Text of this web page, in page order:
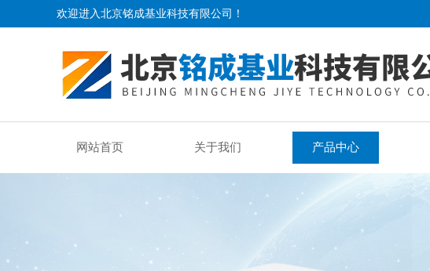
欢迎进入北京铭成基业科技有限公司！
网站首页 关于我们 产品中心